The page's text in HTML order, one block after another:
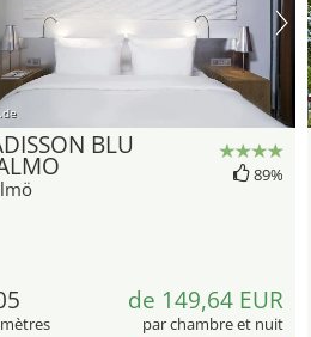
BLU
89%
de 149,64 EUR
par chambre et nuit